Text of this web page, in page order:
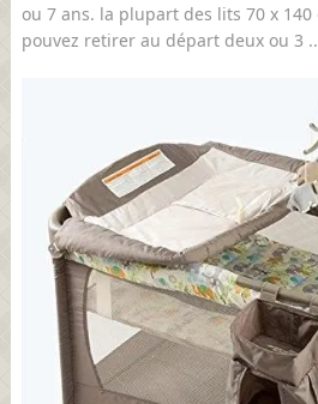
ou 7 ans. la plupart des lits 70 x
pouvez retirer au départ deux ou 3